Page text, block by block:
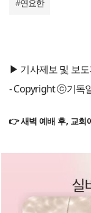
#연요한
▶ 기사제보 및 보
- Copyright ⓒ기독
👉 새벽 예배 후, 교회